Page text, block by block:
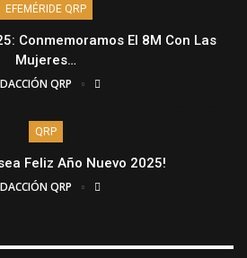
EFEMÉRIDE QRP
Conmemoramos El 8M Con Las
Mujeres…
QRP
QRP
Feliz Año Nuevo 2025!
QRP